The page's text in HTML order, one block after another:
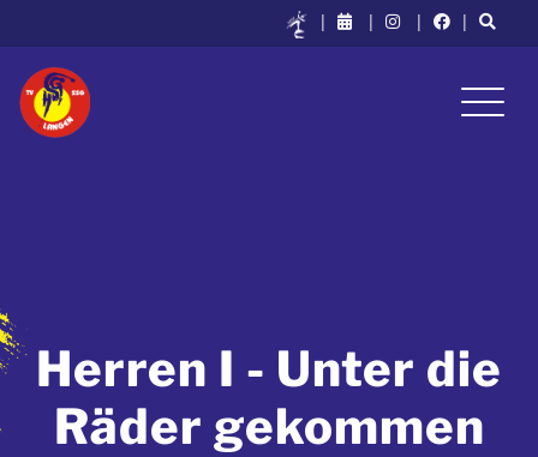
| | | |
Herren I - Unter die
Räder gekommen